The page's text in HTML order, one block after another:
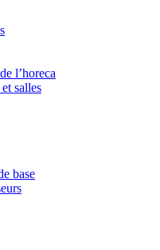
l’horeca
salles
base